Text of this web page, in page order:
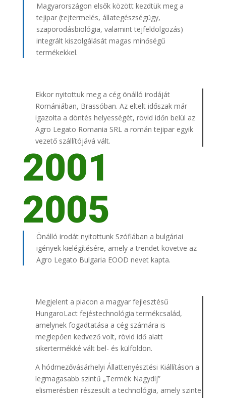
Magyarországon elsők között kezdtük meg a
tejipar (tejtermelés, állategészségügy,
szaporodásbiológia, valamint tejfeldolgozás)
integrált kiszolgálását magas minőségű
termékekkel.
Ekkor nyitottuk meg a cég önálló irodáját
Romániában, Brassóban. Az eltelt időszak már
igazolta a döntés helyességét, rövid időn belül az
Agro Legato Romania SRL a román tejipar egyik
vezető szállítójává vált.
2001
2005
Önálló irodát nyitottunk Szófiában a bulgáriai
igények kielégítésére, amely a trendet követve az
Agro Legato Bulgaria EOOD nevet kapta.
Megjelent a piacon a magyar fejlesztésű
HungaroLact fejéstechnológia termékcsalád,
amelynek fogadtatása a cég számára is
meglepően kedvező volt, rövid idő alatt
sikertermékké vált bel- és külföldön.
A hódmezővásárhelyi Állattenyésztési Kiállításon a
legmagasabb szintű „Termék Nagydíj”
elismerésben részesült a technológia, amely szinte